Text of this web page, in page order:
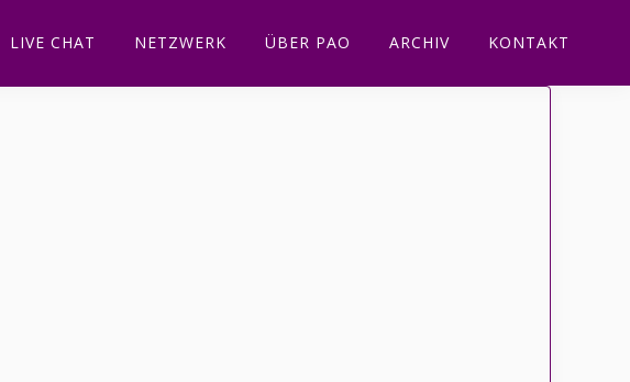
LIVE CHAT NETZWERK ÜBER PAO ARCHIV KONTAKT